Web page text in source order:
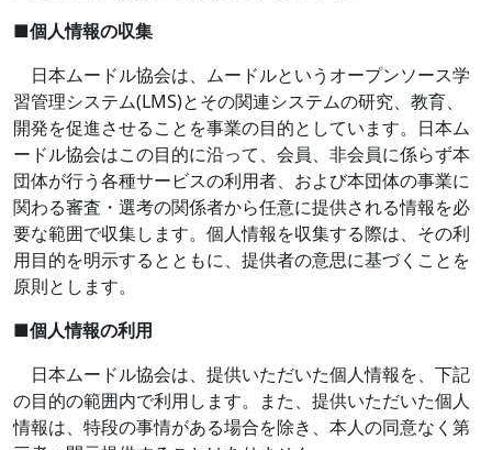
■個人情報の収集
日本ムードル協会は、ムードルというオープンソース学
習管理システム(LMS)とその関連システムの研究、教育、
開発を促進させることを事業の目的としています。日本ム
ードル協会はこの目的に沿って、会員、非会員に係らず本
団体が行う各種サービスの利用者、および本団体の事業に
関わる審査・選考の関係者から任意に提供される情報を必
要な範囲で収集します。個人情報を収集する際は、その利
用目的を明示するとともに、提供者の意思に基づくことを
原則とします。
■個人情報の利用
日本ムードル協会は、提供いただいた個人情報を、下記
の目的の範囲内で利用します。また、提供いただいた個人
情報は、特段の事情がある場合を除き、本人の同意なく第